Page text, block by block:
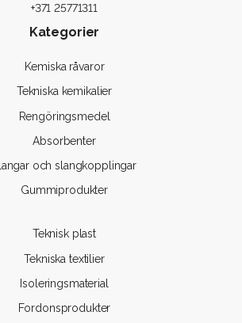
+371 25771311
Kategorier
Kemiska råvaror
Tekniska kemikalier
Rengöringsmedel
Absorbenter
och slangkopplingar
Gummiprodukter
Teknisk plast
Tekniska textilier
Isoleringsmaterial
Fordonsprodukter